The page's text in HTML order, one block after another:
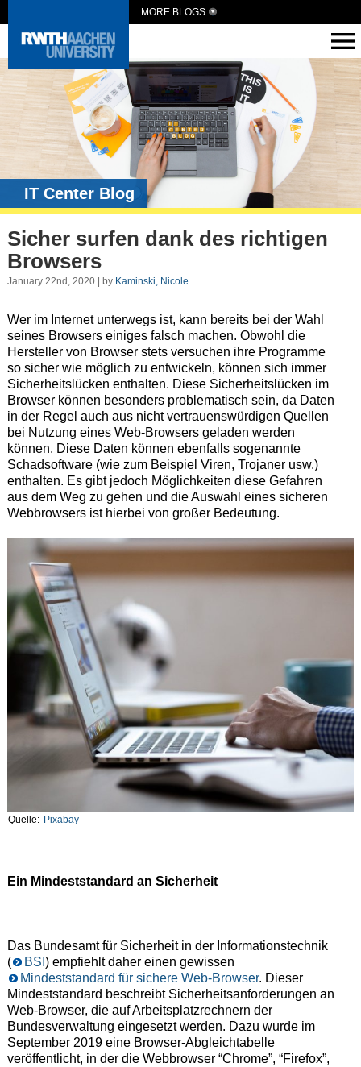
MORE BLOGS
IT Center Blog
Sicher surfen dank des richtigen
Browsers
January 22nd, 2020 | by Kaminski, Nicole
Wer im Internet unterwegs ist, kann bereits bei der Wahl
seines Browsers einiges falsch machen. Obwohl die
Hersteller von Browser stets versuchen ihre Programme
so sicher wie möglich zu entwickeln, können sich immer
Sicherheitslücken enthalten. Diese Sicherheitslücken im
Browser können besonders problematisch sein, da Daten
in der Regel auch aus nicht vertrauenswürdigen Quellen
bei Nutzung eines Web-Browsers geladen werden
können. Diese Daten können ebenfalls sogenannte
Schadsoftware (wie zum Beispiel Viren, Trojaner usw.)
enthalten. Es gibt jedoch Möglichkeiten diese Gefahren
aus dem Weg zu gehen und die Auswahl eines sicheren
Webbrowsers ist hierbei von großer Bedeutung.
Quelle: Pixabay
Ein Mindeststandard an Sicherheit
Das Bundesamt für Sicherheit in der Informationstechnik
(
BSI ) empfiehlt daher einen gewissen
Mindeststandard für sichere Web-Browser. Dieser
Mindeststandard beschreibt Sicherheitsanforderungen an
Web-Browser, die auf Arbeitsplatzrechnern der
Bundesverwaltung eingesetzt werden. Dazu wurde im
September 2019 eine Browser-Abgleichtabelle
veröffentlicht, in der die Webbrowser “Chrome”, “Firefox”,